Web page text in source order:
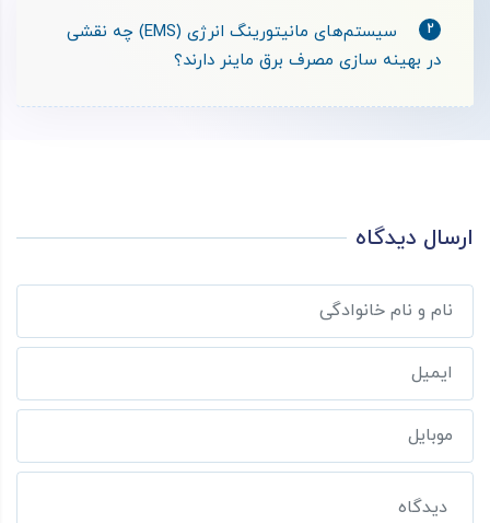
2
سیستم‌های مانیتورینگ انرژی (EMS) چه نقشی
در بهینه ‌سازی مصرف برق ماینر دارند؟
ارسال دیدگاه